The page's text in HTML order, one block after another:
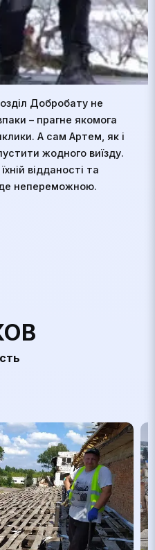
Добробату не
– прагне якомога
А сам Артем, як і
жодного виїзду.
відданості та
непереможною.